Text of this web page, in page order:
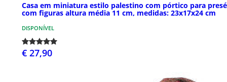
Casa em miniatura estilo palestino com pórtico para
com figuras altura média 11 cm, medidas: 23x17x24 cm
DISPONÍVEL
€ 27,90